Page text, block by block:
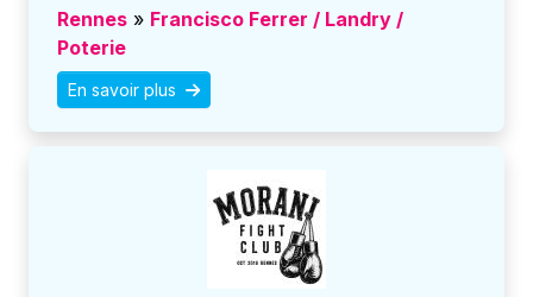
Rennes » Francisco Ferrer / Landry /
Poterie
En savoir plus